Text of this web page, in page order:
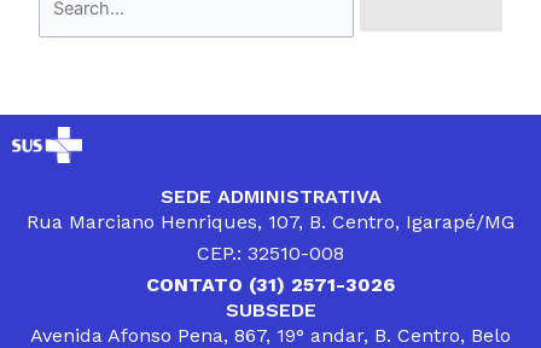
SEDE ADMINISTRATIVA
Rua Marciano Henriques, 107, B. Centro, Igarapé/MG
CEP.: 32510-008
CONTATO (31) 2571-3026
SUBSEDE
Avenida Afonso Pena, 867, 19° andar, B. Centro, Belo